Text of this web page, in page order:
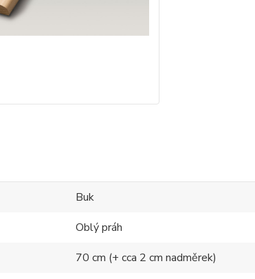
Buk
Oblý práh
70 cm (+ cca 2 cm nadměrek)